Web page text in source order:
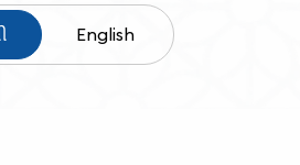
English